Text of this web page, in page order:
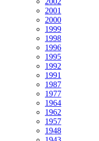
2001
2000
1999
1998
1996
1995
1992
1991
1987
1977
1964
1962
1957
1948